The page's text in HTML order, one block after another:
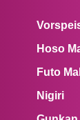
Hoso
Futo
Nigiri